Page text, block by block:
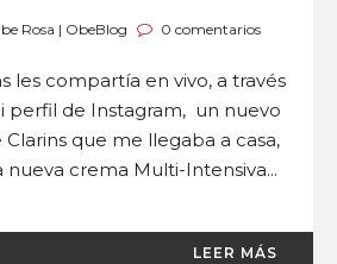
Rosa | ObeBlog 0 comentarios
les compartía en vivo, a través
perfil de Instagram, un nuevo
que me llegaba a casa,
nueva crema Multi-Intensiva...
LEER MÁS